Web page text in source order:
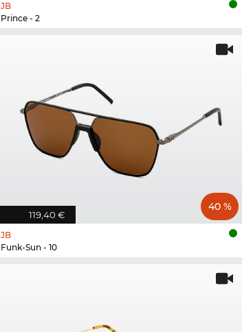
JB
Prince - 2
119,40 €
40 %
JB
Funk-Sun - 10